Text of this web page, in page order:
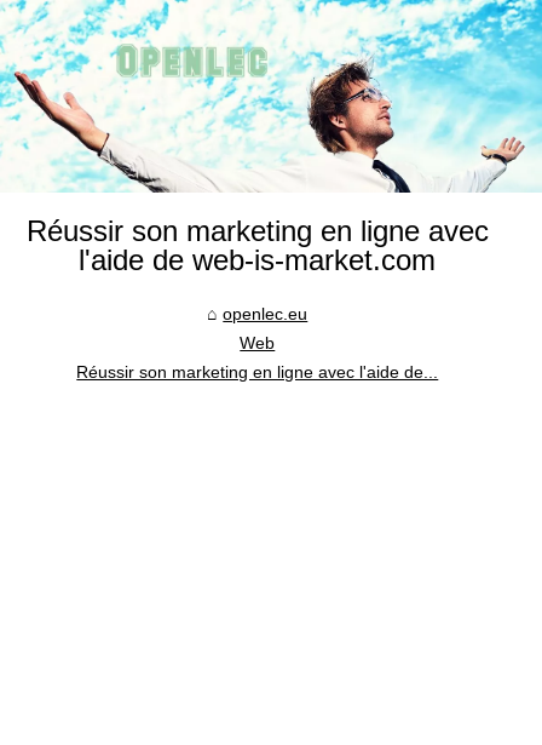
Réussir son marketing en ligne avec
l'aide de web-is-market.com
openlec.eu
Web
Réussir son marketing en ligne avec l'aide de...